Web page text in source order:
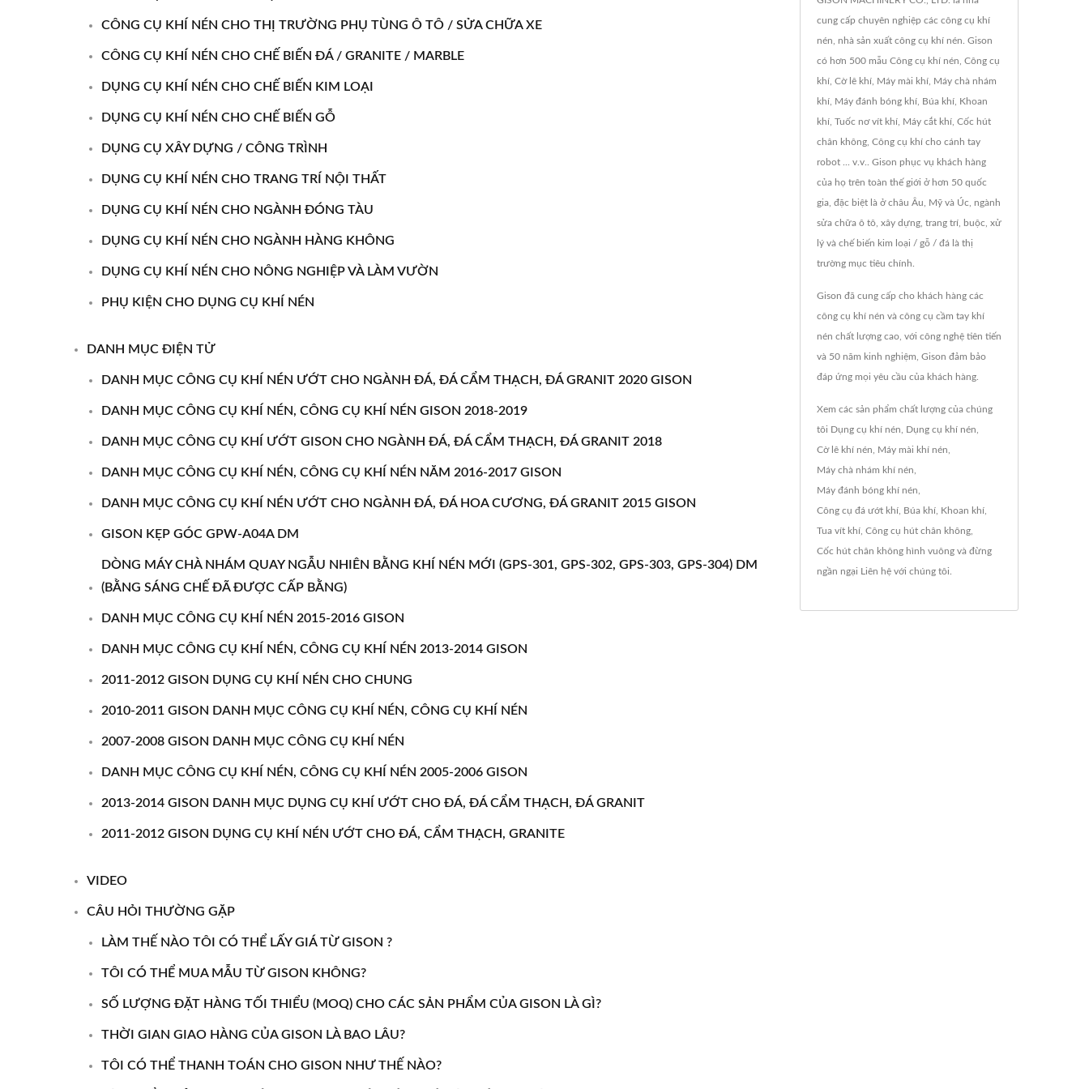
CÔNG CỤ KHÍ NÉN CHO THỊ TRƯỜNG PHỤ TÙNG Ô TÔ / SỬA CHỮA XE
CÔNG CỤ KHÍ NÉN CHO CHẾ BIẾN ĐÁ / GRANITE / MARBLE
DỤNG CỤ KHÍ NÉN CHO CHẾ BIẾN KIM LOẠI
DỤNG CỤ KHÍ NÉN CHO CHẾ BIẾN GỖ
DỤNG CỤ XÂY DỰNG / CÔNG TRÌNH
DỤNG CỤ KHÍ NÉN CHO TRANG TRÍ NỘI THẤT
DỤNG CỤ KHÍ NÉN CHO NGÀNH ĐÓNG TÀU
DỤNG CỤ KHÍ NÉN CHO NGÀNH HÀNG KHÔNG
DỤNG CỤ KHÍ NÉN CHO NÔNG NGHIỆP VÀ LÀM VƯỜN
PHỤ KIỆN CHO DỤNG CỤ KHÍ NÉN
DANH MỤC ĐIỆN TỬ
DANH MỤC CÔNG CỤ KHÍ NÉN ƯỚT CHO NGÀNH ĐÁ, ĐÁ CẨM THẠCH, ĐÁ GRANIT 2020 GISON
DANH MỤC CÔNG CỤ KHÍ NÉN, CÔNG CỤ KHÍ NÉN GISON 2018-2019
DANH MỤC CÔNG CỤ KHÍ ƯỚT GISON CHO NGÀNH ĐÁ, ĐÁ CẨM THẠCH, ĐÁ GRANIT 2018
DANH MỤC CÔNG CỤ KHÍ NÉN, CÔNG CỤ KHÍ NÉN NĂM 2016-2017 GISON
DANH MỤC CÔNG CỤ KHÍ NÉN ƯỚT CHO NGÀNH ĐÁ, ĐÁ HOA CƯƠNG, ĐÁ GRANIT 2015 GISON
GISON KẸP GÓC GPW-A04A DM
DÒNG MÁY CHÀ NHÁM QUAY NGẪU NHIÊN BẰNG KHÍ NÉN MỚI (GPS-301, GPS-302, GPS-303, GPS-304) DM
(BẰNG SÁNG CHẾ ĐÃ ĐƯỢC CẤP BẰNG)
DANH MỤC CÔNG CỤ KHÍ NÉN 2015-2016 GISON
DANH MỤC CÔNG CỤ KHÍ NÉN, CÔNG CỤ KHÍ NÉN 2013-2014 GISON
2011-2012 GISON DỤNG CỤ KHÍ NÉN CHO CHUNG
2010-2011 GISON DANH MỤC CÔNG CỤ KHÍ NÉN, CÔNG CỤ KHÍ NÉN
2007-2008 GISON DANH MỤC CÔNG CỤ KHÍ NÉN
DANH MỤC CÔNG CỤ KHÍ NÉN, CÔNG CỤ KHÍ NÉN 2005-2006 GISON
2013-2014 GISON DANH MỤC DỤNG CỤ KHÍ ƯỚT CHO ĐÁ, ĐÁ CẨM THẠCH, ĐÁ GRANIT
2011-2012 GISON DỤNG CỤ KHÍ NÉN ƯỚT CHO ĐÁ, CẨM THẠCH, GRANITE
VIDEO
CÂU HỎI THƯỜNG GẶP
LÀM THẾ NÀO TÔI CÓ THỂ LẤY GIÁ TỪ GISON ?
TÔI CÓ THỂ MUA MẪU TỪ GISON KHÔNG?
SỐ LƯỢNG ĐẶT HÀNG TỐI THIỂU (MOQ) CHO CÁC SẢN PHẨM CỦA GISON LÀ GÌ?
THỜI GIAN GIAO HÀNG CỦA GISON LÀ BAO LÂU?
TÔI CÓ THỂ THANH TOÁN CHO GISON NHƯ THẾ NÀO?
cung cấp chuyên nghiệp các công cụ khí
nén, nhà sản xuất công cụ khí nén. Gison
có hơn 500 mẫu Công cụ khí nén, Công cụ
khí, Cờ lê khí, Máy mài khí, Máy chà nhám
khí, Máy đánh bóng khí, Búa khí, Khoan
khí, Tuốc nơ vít khí, Máy cắt khí, Cốc hút
chân không, Công cụ khí cho cánh tay
robot ... v.v.. Gison phục vụ khách hàng
của họ trên toàn thế giới ở hơn 50 quốc
gia, đặc biệt là ở châu Âu, Mỹ và Úc, ngành
sửa chữa ô tô, xây dựng, trang trí, buộc, xử
lý và chế biến kim loại / gỗ / đá là thị
trường mục tiêu chính.
Gison đã cung cấp cho khách hàng các
công cụ khí nén và công cụ cầm tay khí
nén chất lượng cao, với công nghệ tiên tiến
và 50 năm kinh nghiệm, Gison đảm bảo
đáp ứng mọi yêu cầu của khách hàng.
Xem các sản phẩm chất lượng của chúng
tôi Dụng cụ khí nén Dụng cụ khí nén
Cờ lê khí nén Máy mài khí nén
Máy chà nhám khí nén
Máy đánh bóng khí nén
Công cụ đá ướt khí Búa khí Khoan khí
Tua vít khí Công cụ hút chân không
Cốc hút chân không hình vuông và đừng
ngần ngại Liên hệ với chúng tôi